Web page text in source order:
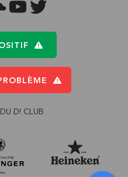
YOUTUBETWITTER
D! CLUB